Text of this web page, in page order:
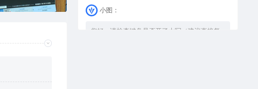
小图：
您好，请检查键盘是否开了大写（建议直接复